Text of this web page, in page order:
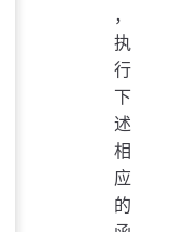
，
执
行
下
述
相
应
的